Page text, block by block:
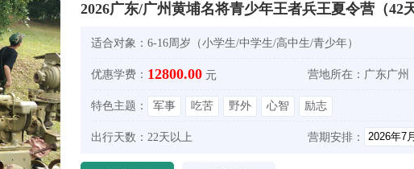
2026广东/广州黄埔名将青少年王者兵王夏令营（42
适合对象： 6-16周岁（小学生/中学生/高中生/青少年）
优惠学费： 12800.00 元 营地所在： 广东广州
特色主题： 军事 吃苦 野外 心智 励志
出行天数： 22天以上 营期安排：